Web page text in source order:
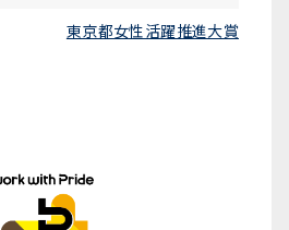
東京都女性活躍推進大賞